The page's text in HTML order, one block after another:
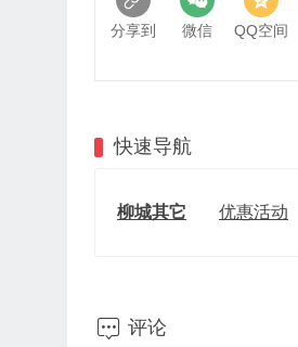
分享到 微信 QQ空间
快速导航
柳城其它 优惠活动
 评论